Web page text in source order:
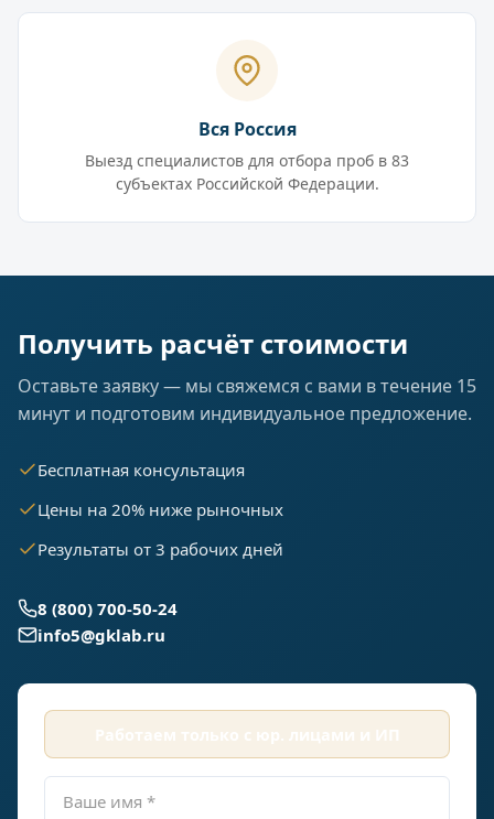
Вся Россия
Выезд специалистов для отбора проб в 83
субъектах Российской Федерации.
Получить расчёт стоимости
Оставьте заявку — мы свяжемся с вами в течение 15
минут и подготовим индивидуальное предложение.
Бесплатная консультация
Цены на 20% ниже рыночных
Результаты от 3 рабочих дней
8 (800) 700-50-24
info5@gklab.ru
Работаем только с юр. лицами и ИП